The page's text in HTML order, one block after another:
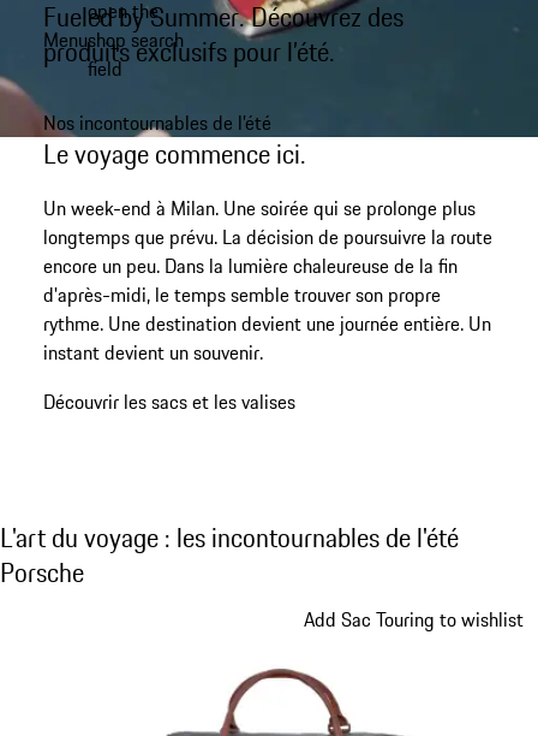
contenu
principal
Menu
open the
shop search
field
Fueled by Summer. Découvrez des
produits exclusifs pour l’été.
Nos incontournables de l’été
Le voyage commence ici.
Un week-end à Milan. Une soirée qui se prolonge plus
longtemps que prévu. La décision de poursuivre la route
encore un peu. Dans la lumière chaleureuse de la fin
d'après-midi, le temps semble trouver son propre
rythme. Une destination devient une journée entière. Un
instant devient un souvenir.
Découvrir les sacs et les valises
L'art du voyage : les incontournables de
L'art du voyage : les incontournables de l'été
Porsche
Add Sac Touring to wishlist